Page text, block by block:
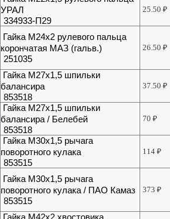
УРАЛ
334933-П29
25.50₽
Гайка М24х2 рулевого пальца
корончатая МАЗ (гальв.)
251035
26.50₽
Гайка М27х1,5 шпильки
балансира
853518
37.50₽
Гайка М27х1,5 шпильки
балансира / Белебей
853518
70₽
Гайка М30х1,5 рычага
поворотного кулака
853515
114₽
Гайка М30х1,5 рычага
поворотного кулака / ПАО Камаз
853515
373₽